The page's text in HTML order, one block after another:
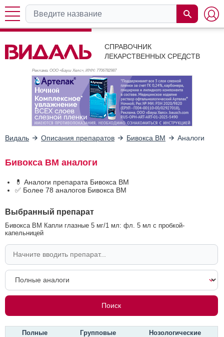
СПРАВОЧНИК
ЛЕКАРСТВЕННЫХ СРЕДСТВ
Реклама. ООО «Бауш Хелс», ИНН: 7706782987
Видаль Описания препаратов Бивокса ВМ Аналоги
Бивокса ВМ аналоги
💊 Аналоги препарата Бивокса ВМ
✅ Более 78 аналогов Бивокса ВМ
Выбранный препарат
Бивокса ВМ Капли глазные 5 мг/1 мл: фл. 5 мл с пробкой-
капельницей
Полные Групповые Нозологические